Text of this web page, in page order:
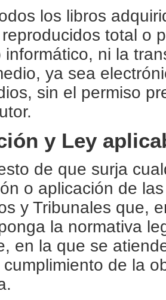
los libros
total o
informático, ni la
ya sea
sin el permiso
y Ley
de que surja
o aplicación de
y Tribunales que,
la normativa
en la que se
de la